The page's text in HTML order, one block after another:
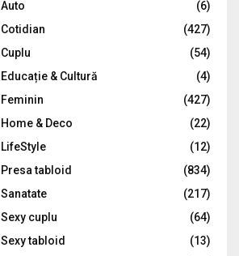
:
C
Auto
(6)
Cotidian
(427)
Cuplu
(54)
Educație & Cultură
(4)
Feminin
(427)
Home & Deco
(22)
LifeStyle
(12)
Presa tabloid
(834)
Sanatate
(217)
Sexy cuplu
(64)
Sexy tabloid
(13)